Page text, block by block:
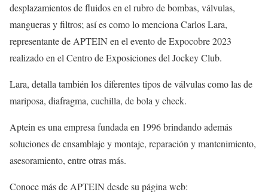
desplazamientos de fluidos en el rubro de bombas, válvulas,
mangueras y filtros; así es como lo menciona Carlos Lara,
representante de APTEIN en el evento de Expocobre 2023
realizado en el Centro de Exposiciones del Jockey Club.
Lara, detalla también los diferentes tipos de válvulas como las de
mariposa, diafragma, cuchilla, de bola y check.
Aptein es una empresa fundada en 1996 brindando además
soluciones de ensamblaje y montaje, reparación y mantenimiento,
asesoramiento, entre otras más.
Conoce más de APTEIN desde su página web: